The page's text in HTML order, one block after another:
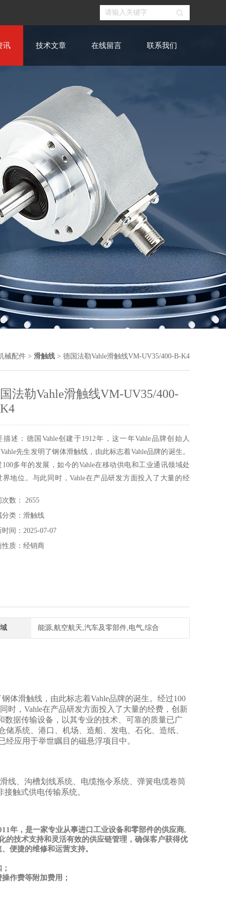
讯 技术文章 在线留言 联系我们
械配件 > 滑触线 > 德国法勒Vahle滑触线VM-UV35/400-B-K4
法勒Vahle滑触线VM-UV35/400-
描述：德国Vahle创建于1912年，这一年Vahle品牌创始人
先生发明了钢体滑触线，由此标志着Vahle品牌的诞生。
100多年的发展，如今的Vahle在移动供电和工业通讯领域处
界地位。与此同时，Vahle在产品研发方面投入了大量的经
VM-UV35/400-B-K4
次数： 2655
分类：滑触线
时间：2025-07-07
性质：经销商
能源,航空航天,汽车及零部件,电气,综合
体滑触线，由此标志着Vahle品牌的诞生。经过100
时，Vahle在产品研发方面投入了大量的经费，创新
据传输设备，以其专业的技术、可靠的质量已广
系统、港口、机场、造船、发电、石化、造纸、
应用于举世瞩目的磁悬浮项目中。
线、沟槽划线系统、电缆拖令系统、弹簧电缆卷筒
触式供电传输系统。
年，是一家专业从事进口工业设备和零部件的供应商,
技术支持和灵活有效的供应链管理，确保客户获得优
便捷的维修和运营支持。
作费等附加费用；